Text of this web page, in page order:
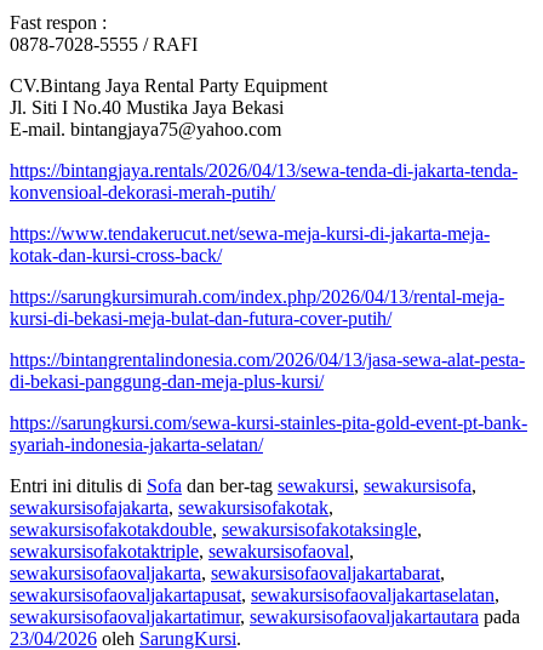
Fast respon :
0878-7028-5555 / RAFI
CV.Bintang Jaya Rental Party Equipment
Jl. Siti I No.40 Mustika Jaya Bekasi
E-mail. bintangjaya75@yahoo.com
https://bintangjaya.rentals/2026/04/13/sewa-tenda-di-jakarta-tenda-
konvensioal-dekorasi-merah-putih/
https://www.tendakerucut.net/sewa-meja-kursi-di-jakarta-meja-
kotak-dan-kursi-cross-back/
https://sarungkursimurah.com/index.php/2026/04/13/rental-meja-
kursi-di-bekasi-meja-bulat-dan-futura-cover-putih/
https://bintangrentalindonesia.com/2026/04/13/jasa-sewa-alat-pesta-
di-bekasi-panggung-dan-meja-plus-kursi/
https://sarungkursi.com/sewa-kursi-stainles-pita-gold-event-pt-bank-
syariah-indonesia-jakarta-selatan/
Entri ini ditulis di Sofa dan ber-tag sewakursi, sewakursisofa,
sewakursisofajakarta, sewakursisofakotak,
sewakursisofakotakdouble, sewakursisofakotaksingle,
sewakursisofakotaktriple, sewakursisofaoval,
sewakursisofaovaljakarta, sewakursisofaovaljakartabarat,
sewakursisofaovaljakartapusat, sewakursisofaovaljakartaselatan,
sewakursisofaovaljakartatimur, sewakursisofaovaljakartautara pada
23/04/2026 oleh SarungKursi.